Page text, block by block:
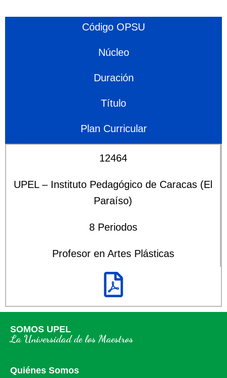
Código OPSU
Núcleo
Duración
Título
Plan Curricular
12464
UPEL – Instituto Pedagógico de Caracas (El
Paraíso)
8 Periodos
Profesor en Artes Plásticas
SOMOS UPEL
La Universidad de los Maestros
Quiénes Somos